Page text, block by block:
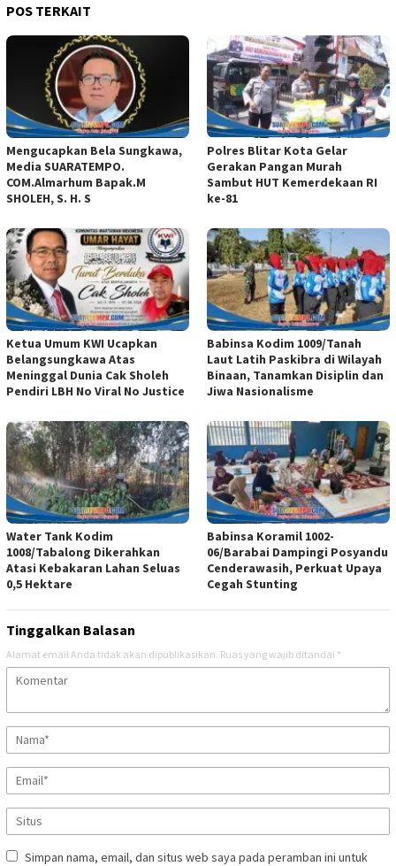
POS TERKAIT
Mengucapkan Bela Sungkawa,
Media SUARATEMPO.
COM.Almarhum Bapak.M
SHOLEH, S. H. S
Polres Blitar Kota Gelar
Gerakan Pangan Murah
Sambut HUT Kemerdekaan RI
ke-81
Ketua Umum KWI Ucapkan
Belangsungkawa Atas
Meninggal Dunia Cak Sholeh
Pendiri LBH No Viral No Justice
Babinsa Kodim 1009/Tanah
Laut Latih Paskibra di Wilayah
Binaan, Tanamkan Disiplin dan
Jiwa Nasionalisme
Water Tank Kodim
1008/Tabalong Dikerahkan
Atasi Kebakaran Lahan Seluas
0,5 Hektare
Babinsa Koramil 1002-
06/Barabai Dampingi Posyandu
Cenderawasih, Perkuat Upaya
Cegah Stunting
Tinggalkan Balasan
Alamat email Anda tidak akan dipublikasikan. Ruas yang wajib ditandai *
Simpan nama, email, dan situs web saya pada peramban ini untuk